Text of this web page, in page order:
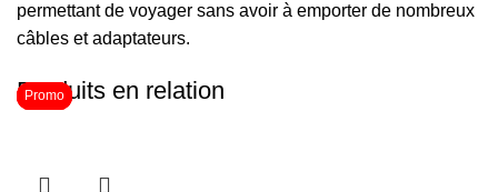
permettant de voyager sans avoir à emporter de nombreux
câbles et adaptateurs.
Produits en relation
Promo
Promo
Promo
Promo